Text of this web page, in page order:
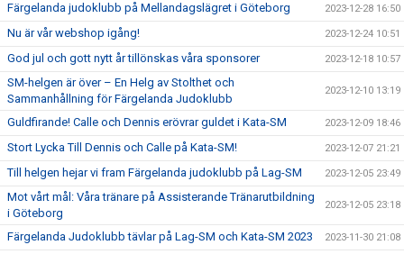
Färgelanda judoklubb på Mellandagslägret i Göteborg 2023-12-28 16:50
Nu är vår webshop igång! 2023-12-24 10:51
God jul och gott nytt år tillönskas våra sponsorer 2023-12-18 10:57
SM-helgen är över – En Helg av Stolthet och
Sammanhållning för Färgelanda Judoklubb
2023-12-10 13:19
Guldfirande! Calle och Dennis erövrar guldet i Kata-SM 2023-12-09 18:46
Stort Lycka Till Dennis och Calle på Kata-SM! 2023-12-07 21:21
Till helgen hejar vi fram Färgelanda judoklubb på Lag-SM 2023-12-05 23:49
Mot vårt mål: Våra tränare på Assisterande Tränarutbildning
i Göteborg
2023-12-05 23:18
Färgelanda Judoklubb tävlar på Lag-SM och Kata-SM 2023 2023-11-30 21:08